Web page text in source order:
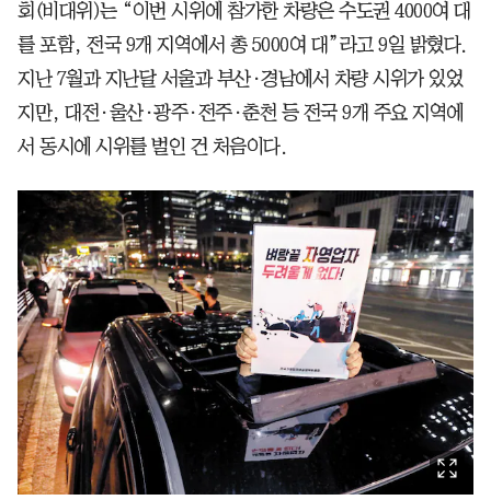
회(비대위)는 “이번 시위에 참가한 차량은 수도권 4000여 대
를 포함, 전국 9개 지역에서 총 5000여 대”라고 9일 밝혔다.
지난 7월과 지난달 서울과 부산·경남에서 차량 시위가 있었
지만, 대전·울산·광주·전주·춘천 등 전국 9개 주요 지역에
서 동시에 시위를 벌인 건 처음이다.